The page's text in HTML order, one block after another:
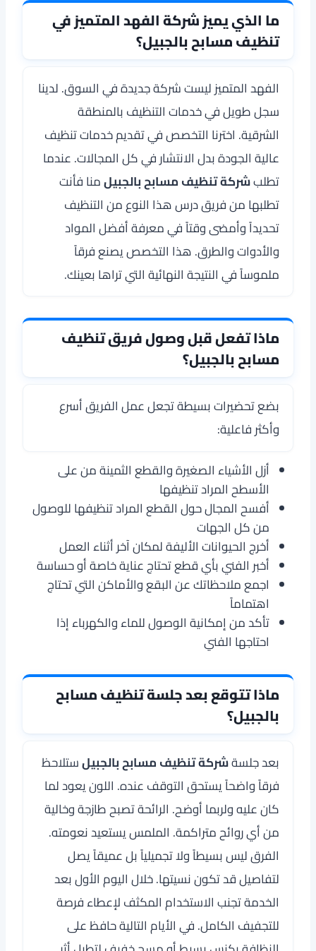
ما الذي يميز شركة الفهد المتميز في
تنظيف مسابح بالجبيل؟
الفهد المتميز ليست شركة جديدة في السوق. لدينا
سجل طويل في خدمات التنظيف بالمنطقة
الشرقية. اخترنا التخصص في تقديم خدمات تنظيف
عالية الجودة بدل الانتشار في كل المجالات. عندما
تطلبشركة تنظيف مسابح بالجبيلمنا فأنت
تطلبها من فريق درس هذا النوع من التنظيف
تحديداً وأمضى وقتاً في معرفة أفضل المواد
والأدوات والطرق. هذا التخصص يصنع فرقاً
ملموساً في النتيجة النهائية التي تراها بعينك.
ماذا تفعل قبل وصول فريق تنظيف
مسابح بالجبيل؟
بضع تحضيرات بسيطة تجعل عمل الفريق أسرع
وأكثر فاعلية:
أزل الأشياء الصغيرة والقطع الثمينة من على
الأسطح المراد تنظيفها
أفسح المجال حول القطع المراد تنظيفها للوصول
من كل الجهات
أخرج الحيوانات الأليفة لمكان آخر أثناء العمل
أخبر الفني بأي قطع تحتاج عناية خاصة أو حساسة
اجمع ملاحظاتك عن البقع والأماكن التي تحتاج
اهتماماً
تأكد من إمكانية الوصول للماء والكهرباء إذا
احتاجها الفني
ماذا تتوقع بعد جلسة تنظيف مسابح
بالجبيل؟
بعد جلسةشركة تنظيف مسابح بالجبيلستلاحظ
فرقاً واضحاً يستحق التوقف عنده. اللون يعود لما
كان عليه ولربما أوضح. الرائحة تصبح طازجة وخالية
من أي روائح متراكمة. الملمس يستعيد نعومته.
الفرق ليس بسيطاً ولا تجميلياً بل عميقاً يصل
لتفاصيل قد تكون نسيتها. خلال اليوم الأول بعد
الخدمة تجنب الاستخدام المكثف لإعطاء فرصة
للتجفيف الكامل. في الأيام التالية حافظ على